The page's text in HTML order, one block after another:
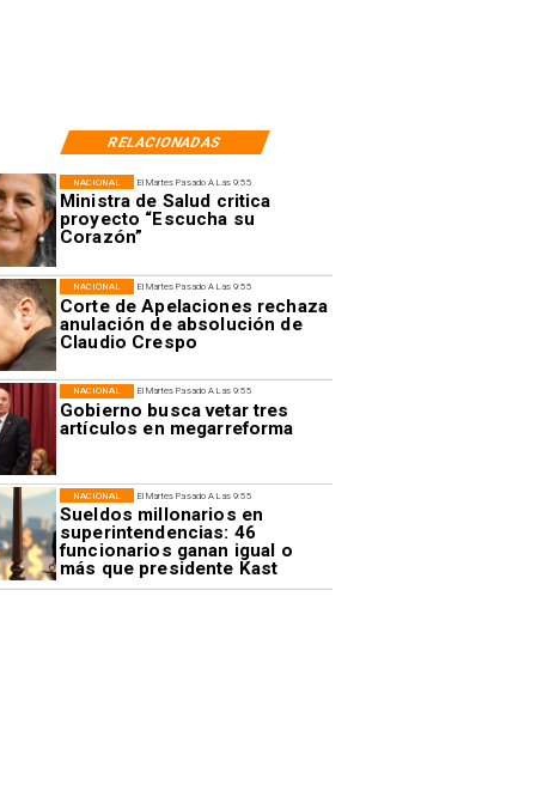
RELACIONADAS
El Martes Pasado A Las 9:55
Ministra de Salud critica
proyecto “Escucha su
Corazón”
NACIONAL
El Martes Pasado A Las 9:55
Corte de Apelaciones rechaza
anulación de absolución de
Claudio Crespo
NACIONAL
El Martes Pasado A Las 9:55
Gobierno busca vetar tres
artículos en megarreforma
NACIONAL
El Martes Pasado A Las 9:55
Sueldos millonarios en
superintendencias: 46
funcionarios ganan igual o
más que presidente Kast
NACIONAL